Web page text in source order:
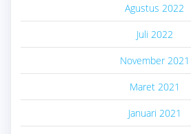
Agustus 2022
Juli 2022
November 2021
Maret 2021
Januari 2021